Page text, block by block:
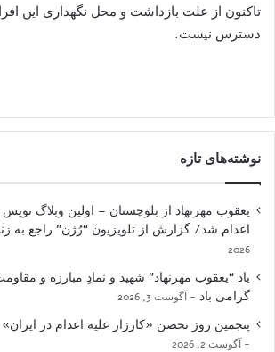
تاکنون از علت بازداشت و محل نگهداری این
دسترس نیست.
نوشته‌های تازه
یعقوب مهرنهاد از بلوچستان – اولین وبلاگ
اعدام شد/ گزارش از تلویزیون “رُژن” راجع به
2026
یاد “یعقوب مهرنهاد” شهید و نمادِ مبارزه و
گرامی باد
آگوست 3, 2026
پنجمین روز تحصن «کارزار علیه اعدام در
آگوست 2, 2026